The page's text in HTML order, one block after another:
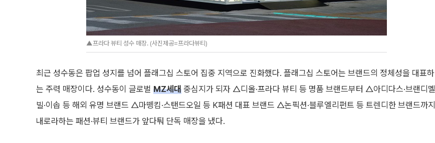
▲프라다 뷰티 성수 매장. (사진제공=프라다뷰티)
최근 성수동은 팝업 성지를 넘어 플래그십 스토어 집중 지역으로 진화했다. 플래그십 스토어는 브랜드의 정체성을 대표하
는 주력 매장이다. 성수동이 글로벌 MZ세대 중심지가 되자 △디올·프라다 뷰티 등 명품 브랜드부터 △아디다스·브랜디멜
빌·이솝 등 해외 유명 브랜드 △마뗑킴·스탠드오일 등 K패션 대표 브랜드 △논픽션·블루엘리펀트 등 트렌디한 브랜드까지
내로라하는 패션·뷰티 브랜드가 앞다퉈 단독 매장을 냈다.